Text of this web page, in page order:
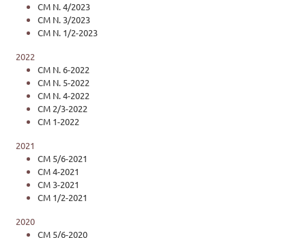
CM N. 4/2023
CM N. 3/2023
CM N. 1/2-2023
2022
CM N. 6-2022
CM N. 5-2022
CM N. 4-2022
CM 2/3-2022
CM 1-2022
2021
CM 5/6-2021
CM 4-2021
CM 3-2021
CM 1/2-2021
2020
CM 5/6-2020